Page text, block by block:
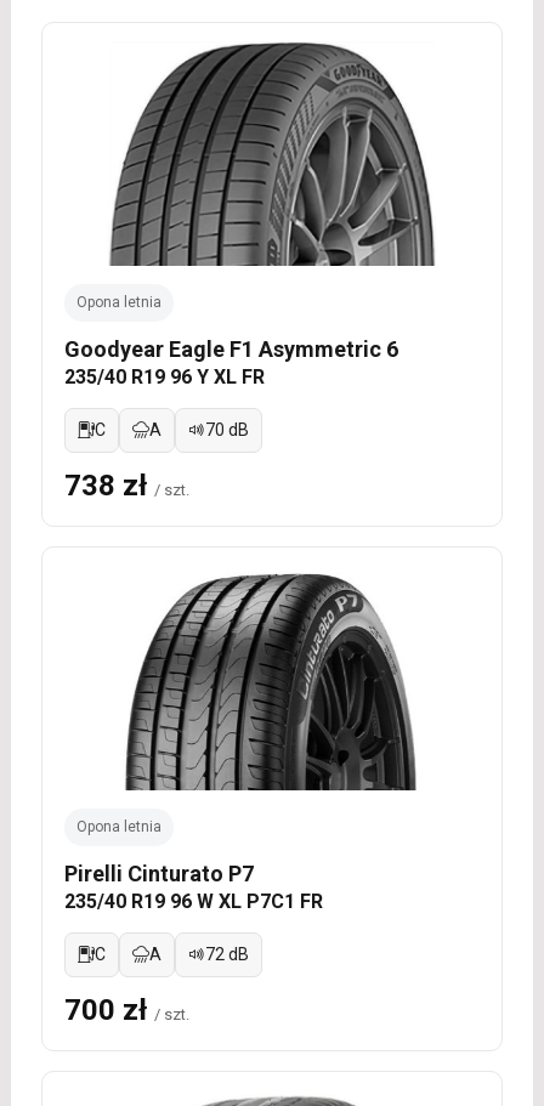
Opona letnia
Goodyear Eagle F1 Asymmetric 6
235/40 R19 96 Y XL FR
C A 70 dB
738 zł / szt.
Opona letnia
Pirelli Cinturato P7
235/40 R19 96 W XL P7C1 FR
C A 72 dB
700 zł / szt.